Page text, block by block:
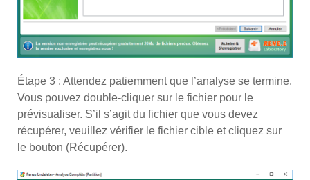
Étape 3 : Attendez patiemment que l’analyse se termine.
Vous pouvez double-cliquer sur le fichier pour le
prévisualiser. S’il s’agit du fichier que vous devez
récupérer, veuillez vérifier le fichier cible et cliquez sur
le bouton (Récupérer).